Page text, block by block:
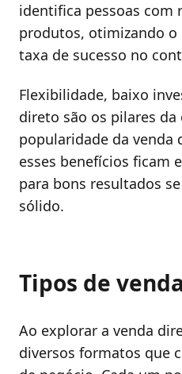
identifica pessoas com
produtos, otimizando o
taxa de sucesso no
Flexibilidade, baixo
direto são os pilares da
popularidade da venda
esses benefícios ficam
para bons resultados
sólido.
Tipos de
Ao explorar a venda
diversos formatos que